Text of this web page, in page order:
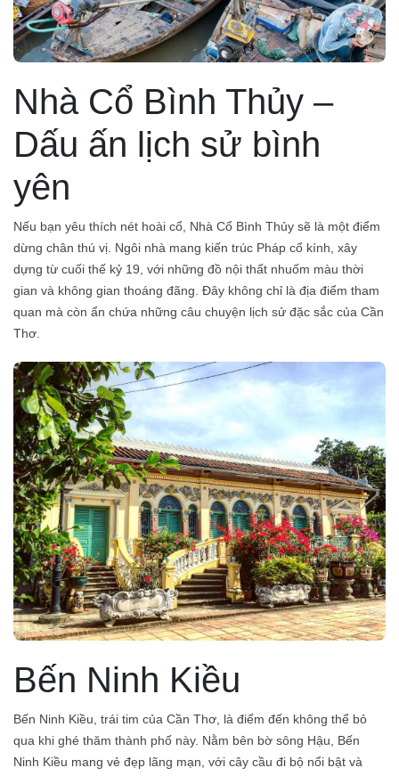
Nhà Cổ Bình Thủy –
Dấu ấn lịch sử bình
yên
Nếu bạn yêu thích nét hoài cổ, Nhà Cổ Bình Thủy sẽ là một điểm
dừng chân thú vị. Ngôi nhà mang kiến trúc Pháp cổ kính, xây
dựng từ cuối thế kỷ 19, với những đồ nội thất nhuốm màu thời
gian và không gian thoáng đãng. Đây không chỉ là địa điểm tham
quan mà còn ẩn chứa những câu chuyện lịch sử đặc sắc của Cần
Thơ.
Bến Ninh Kiều
Bến Ninh Kiều, trái tim của Cần Thơ, là điểm đến không thể bỏ
qua khi ghé thăm thành phố này. Nằm bên bờ sông Hậu, Bến
Ninh Kiều mang vẻ đẹp lãng mạn, với cây cầu đi bộ nổi bật và